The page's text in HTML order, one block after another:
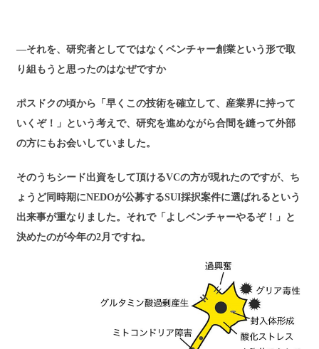
―それを、研究者としてではなくベンチャー創業という形で取
り組もうと思ったのはなぜですか
ポスドクの頃から「早くこの技術を確立して、産業界に持って
いくぞ！」という考えで、研究を進めながら合間を縫って外部
の方にもお会いしていました。
そのうちシード出資をして頂けるVCの方が現れたのですが、ち
ょうど同時期にNEDOが公募するSUI採択案件に選ばれるという
出来事が重なりました。それで「よしベンチャーやるぞ！」と
決めたのが今年の2月ですね。